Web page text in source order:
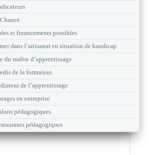
et financements possibles
dans l’artisanat en situation de handicap
du maître d’apprentissage
de la formation
de l’apprentissage
en entreprise
pédagogiques
pédagogiques